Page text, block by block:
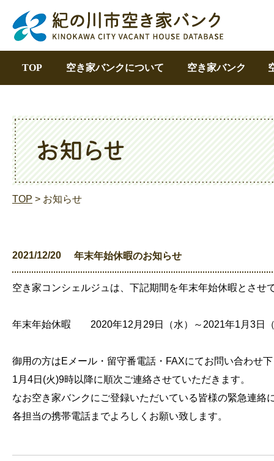
TOP 空き家バンクについて 空き家バンク
TOP > お知らせ
2021/12/20 年末年始休暇のお知らせ
空き家コンシェルジュは、下記期間を年末年始休暇とさせ
年末年始休暇 2020年12月29日（水）～2021年1月3日
御用の方はEメール・留守番電話・FAXにてお問い合わせ
1月4日(火)9時以降に順次ご連絡させていただきます。
なお空き家バンクにご登録いただいている皆様の緊急連絡
各担当の携帯電話までよろしくお願い致します。